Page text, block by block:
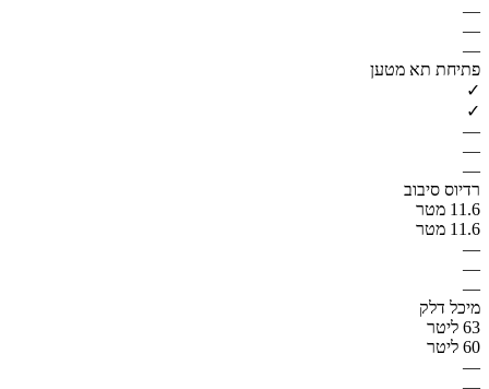
—
—
—
פתיחת תא מטען
✓
✓
—
—
—
רדיוס סיבוב
11.6 מטר
11.6 מטר
—
—
—
מיכל דלק
63 ליטר
60 ליטר
—